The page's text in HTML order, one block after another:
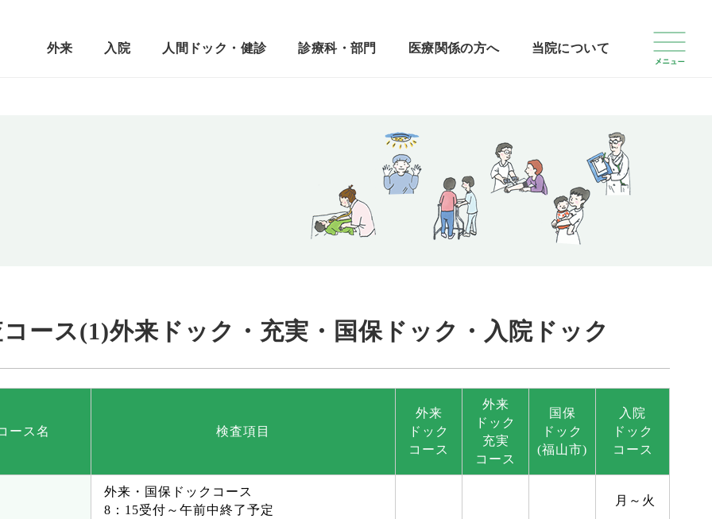
外来 入院 人間ドック・健診 診療科・部門 医療関係の方へ 当院について
ース(1)外来ドック・充実・国保ドック・入院ドック
ース名 検査項目
外来
ドック
コース
外来
ドック
充実
コース
国保
ドック
(福山市)
入院
ドック
コース
外来・国保ドックコース
8：15受付～午前中終了予定
月～火